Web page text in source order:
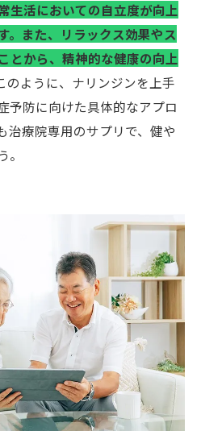
生活においての自立度が向上
。また、リラックス効果やス
とから、精神的な健康の向上
のように、ナリンジンを上手
予防に向けた具体的なアプロ
治療院専用のサプリで、健や